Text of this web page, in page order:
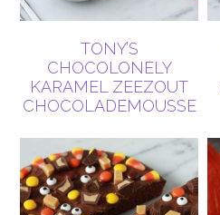
TONY’S
CHOCOLONELY
KARAMEL ZEEZOUT
CHOCOLADEMOUSSE